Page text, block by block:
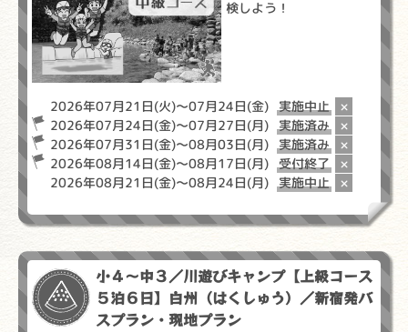
検しよう！
2026年07月21日(火)～07月24日(金) 実施中止 ×
2026年07月24日(金)～07月27日(月) 実施済み ×
2026年07月31日(金)～08月03日(月) 実施済み ×
2026年08月14日(金)～08月17日(月) 受付終了 ×
2026年08月21日(金)～08月24日(月) 実施中止 ×
小４～中３／川遊びキャンプ【上級コース
５泊６日】白州（はくしゅう）／新宿発バ
スプラン・現地プラン